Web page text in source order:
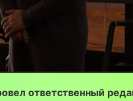
ответственный